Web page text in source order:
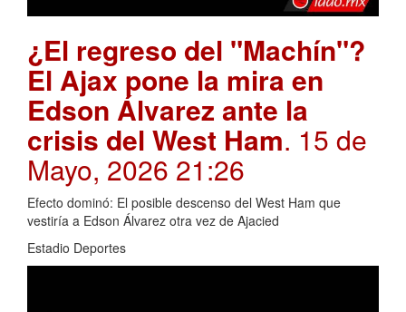
¿El regreso del "Machín"?
El Ajax pone la mira en
Edson Álvarez ante la
crisis del West Ham. 15 de
Mayo, 2026 21:26
Efecto dominó: El posible descenso del West Ham que
vestiría a Edson Álvarez otra vez de Ajacied
Estadio Deportes